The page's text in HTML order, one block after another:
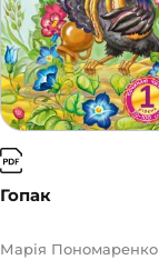
Гопак
Марія Пономаренко